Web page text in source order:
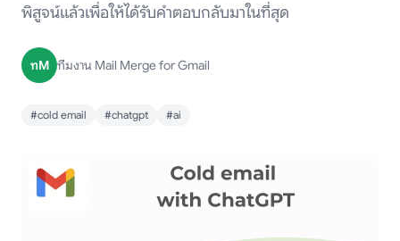
พิสูจน์แล้วเพื่อให้ได้รับคำตอบกลับมาในที่สุด
ทM ทีมงาน Mail Merge for Gmail
#cold email #chatgpt #ai